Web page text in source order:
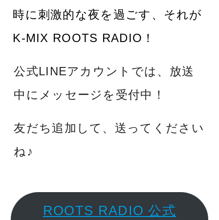
時に刺激的な夜を過ごす、それが
K-MIX ROOTS RADIO！
公式LINEアカウントでは、放送
中にメッセージを受付中！
友だち追加して、送ってください
ね♪
ROOTS RADIO 公式